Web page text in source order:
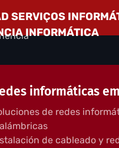
incluidos, sin
informáticas
de redes
de cableado y